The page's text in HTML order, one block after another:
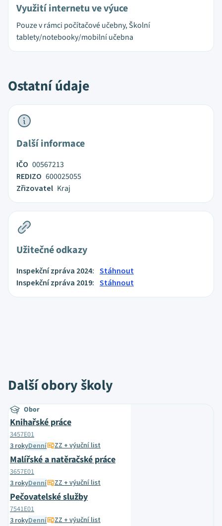
Využití internetu ve výuce
Pouze v rámci počítačové učebny, Školní
tablety/notebooky/mobilní učebna
Ostatní údaje
Další informace
IČO 00567213
REDIZO 600025055
Zřizovatel Kraj
Užitečné odkazy
Inspekční zpráva 2024: Stáhnout
Inspekční zpráva 2019: Stáhnout
Další obory školy
Obor
Knihařské práce
3457E01
3 rokyDenní ZZ + výuční list
Malířské a natěračské práce
3657E01
3 rokyDenní ZZ + výuční list
Pečovatelské služby
7541E01
3 rokyDenní ZZ + výuční list